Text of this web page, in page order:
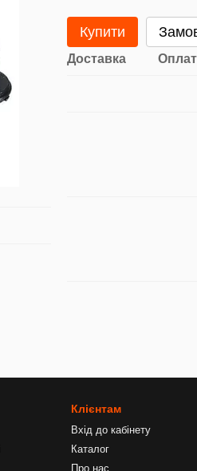
Купити
Доставка
Клієнтам
Вхід до кабінету
Каталог
Про нас